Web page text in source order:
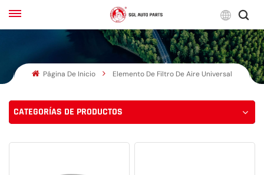
English
Français
Página De Inicio Elemento De Filtro De Aire Universal
CATEGORÍAS DE PRODUCTOS